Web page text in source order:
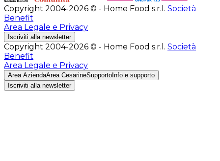
Copyright 2004-2026 © - Home Food s.r.l. Società
Benefit
Area Legale e Privacy
Iscriviti alla newsletter
Copyright 2004-2026 © - Home Food s.r.l. Società
Benefit
Area Legale e Privacy
Area AziendaArea CesarineSupporto Info e supporto
Iscriviti alla newsletter